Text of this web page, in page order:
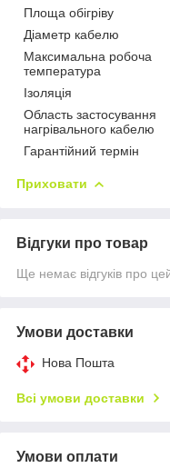
Площа обігріву
Діаметр кабелю
Максимальна робоча
температура
Ізоляція
Область застосування
нагрівального кабелю
Гарантійний термін
Приховати
Відгуки про товар
Ще немає відгуків про
Умови доставки
Нова Пошта
Всі умови доставки
Умови оплати